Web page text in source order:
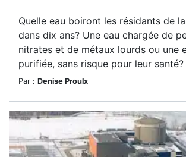
Quelle eau boiront les résidants de
dans dix ans? Une eau chargée de
nitrates et de métaux lourds ou une
purifiée, sans risque pour leur santé?
Par : Denise Proulx